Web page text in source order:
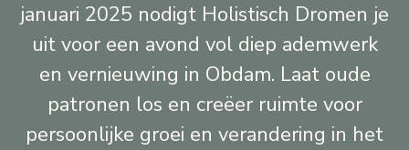
januari 2025 nodigt Holistisch Dromen je
uit voor een avond vol diep ademwerk
en vernieuwing in Obdam. Laat oude
patronen los en creëer ruimte voor
persoonlijke groei en verandering in het